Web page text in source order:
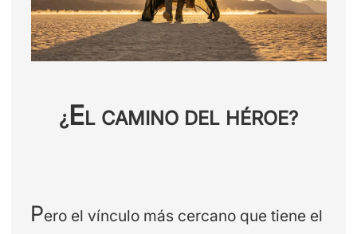
¿EL CAMINO DEL HÉROE?
Pero el vínculo más cercano que tiene el